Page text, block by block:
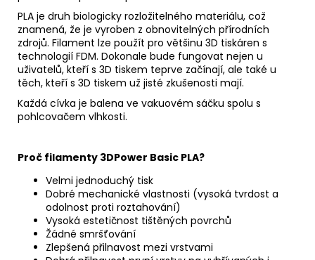
PLA je druh biologicky rozložitelného materiálu, což
znamená, že je vyroben z obnovitelných přírodních
zdrojů. Filament lze použít pro většinu 3D tiskáren s
technologií FDM. Dokonale bude fungovat nejen u
uživatelů, kteří s 3D tiskem teprve začínají, ale také u
těch, kteří s 3D tiskem už jisté zkušenosti mají.
Každá cívka je balena ve vakuovém sáčku spolu s
pohlcovačem vlhkosti.
Proč filamenty 3DPower Basic PLA?
Velmi jednoduchý tisk
Dobré mechanické vlastnosti (vysoká tvrdost a
odolnost proti roztahování)
Vysoká estetičnost tištěných povrchů
Žádné smršťování
Zlepšená přilnavost mezi vrstvami